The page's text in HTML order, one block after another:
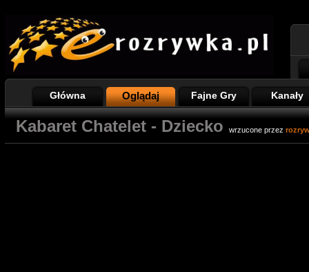
Główna Oglądaj Fajne Gry Kanały
Kabaret Chatelet - Dziecko wrzucone przez